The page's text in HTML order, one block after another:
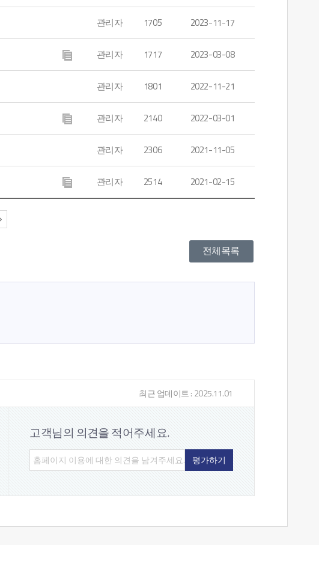
관리자 1705 2023-11-17
관리자 1717 2023-03-08
관리자 1801 2022-11-21
관리자 2140 2022-03-01
관리자 2306 2021-11-05
관리자 2514 2021-02-15
전체목록
최근 업데이트 : 2025.11.01
고객님의 의견을적어주세요.